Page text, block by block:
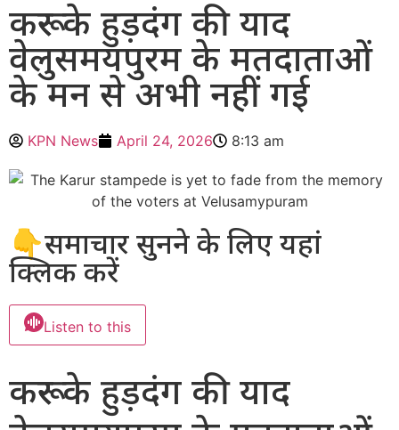
करूर के हुड़दंग की याद
वेलुसमयपुरम के मतदाताओं
के मन से अभी नहीं गई
KPN News April 24, 2026 8:13 am
👇समाचार सुनने के लिए यहां
क्लिक करें
Listen to this
करूर के हुड़दंग की याद